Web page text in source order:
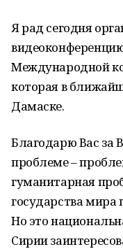
Я рад сегодня
Международной
которая в
Дамаске.
Благодарю Вас за
проблеме –
гуманитарная
государства мира
Но это
Сирии